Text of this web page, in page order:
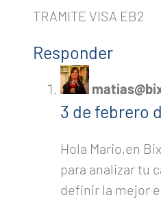
TRAMITE VISA EB2
Responder
3 de febrero
Hola Mario,en
para analizar tu
definir la mejor